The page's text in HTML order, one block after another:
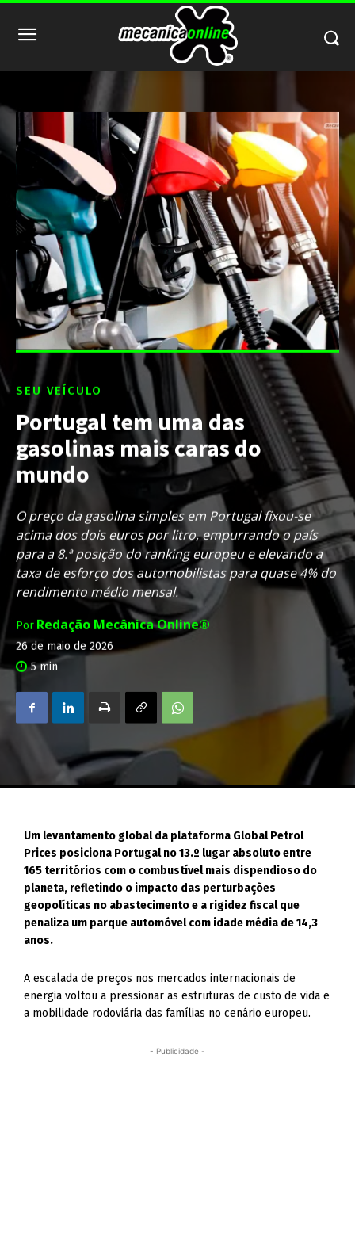
SEU VEÍCULO
Portugal tem uma das
gasolinas mais caras do
mundo
O preço da gasolina simples em Portugal fixou-se
acima dos dois euros por litro, empurrando o país
para a 8.ª posição do ranking europeu e elevando a
taxa de esforço dos automobilistas para quase 4% do
rendimento médio mensal.
Por Redação Mecânica Online®
26 de maio de 2026
5min
Um levantamento global da plataforma Global Petrol
Prices posiciona Portugal no 13.º lugar absoluto entre
165 territórios com o combustível mais dispendioso do
planeta, refletindo o impacto das perturbações
geopolíticas no abastecimento e a rigidez fiscal que
penaliza um parque automóvel com idade média de 14,3
anos.
A escalada de preços nos mercados internacionais de
energia voltou a pressionar as estruturas de custo de vida e
a mobilidade rodoviária das famílias no cenário europeu.
- Publicidade -